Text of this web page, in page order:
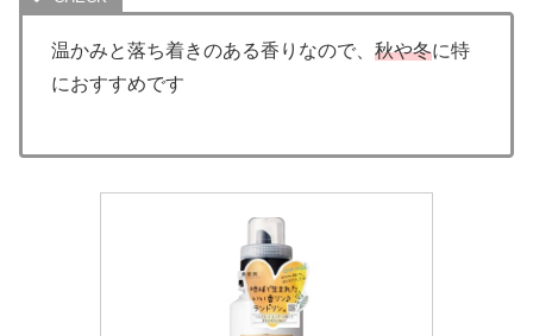
温かみと落ち着きのある香りなので、 秋や冬に特
におすすめです